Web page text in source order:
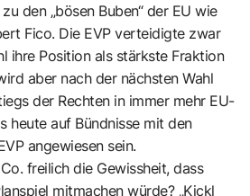
den „bösen Buben“ der EU wie
Fico. Die EVP verteidigte zwar
ihre Position als stärkste Fraktion
aber nach der nächsten Wahl
der Rechten in immer mehr EU-
heute auf Bündnisse mit den
angewiesen sein.
freilich die Gewissheit, dass
mitmachen würde? „Kickl